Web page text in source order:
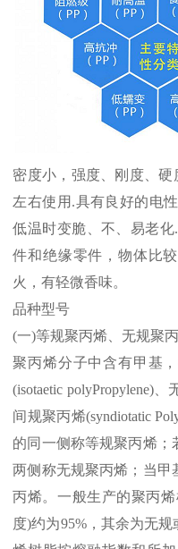
密度小，强度、刚度、
左右使用 .具有良好的电
低温时变脆、不、易老化.
件和绝缘零件，物体比
火，有轻微香味。
品种型号
(一)等规聚丙烯、无规聚
聚丙烯分子中含有甲基
(isotaetic polyPropylene)、
间规聚丙烯(syndiotatic
的同一侧称等规聚丙烯；
两侧称无规聚丙烯；当甲
丙烯。一般生产的聚丙
度)约为95%，其余为无规